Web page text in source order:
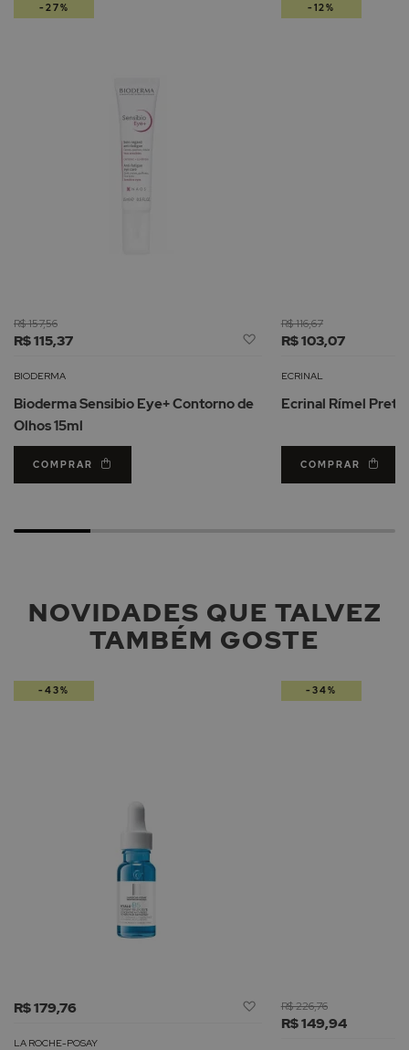
R$ 115,37
R$ 157,56
Adicionar
Lista
Desejos
BIODERMA
Bioderma Sensibio Eye+ Contorno de
Olhos 15ml
COMPRAR
-27%
R$ 103,07
R$ 116,67
ECRINAL
Ecrinal Rímel
COMPRAR
-12%
NOVIDADES QUE TALVEZ
TAMBÉM GOSTE
R$ 179,76
Adicionar
LA ROCHE-POSAY
-43%
R$ 149,94
R$ 226,76
-34%